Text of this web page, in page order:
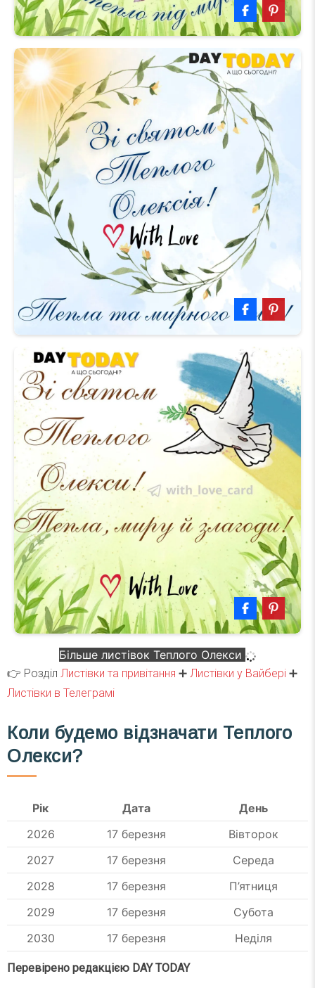
Більше листівок Теплого Олекси
👉 Розділ Листівки та привітання ➕ Листівки у Вайбері ➕
Листівки в Телеграмі
Коли будемо відзначати Теплого
Олекси?
Рік Дата
День
2026
17 березня
Вівторок
2027
17 березня
Середа
2028
17 березня
П’ятниця
2029
17 березня
Субота
2030
17 березня Неділя
Перевірено редакцією DAY TODAY